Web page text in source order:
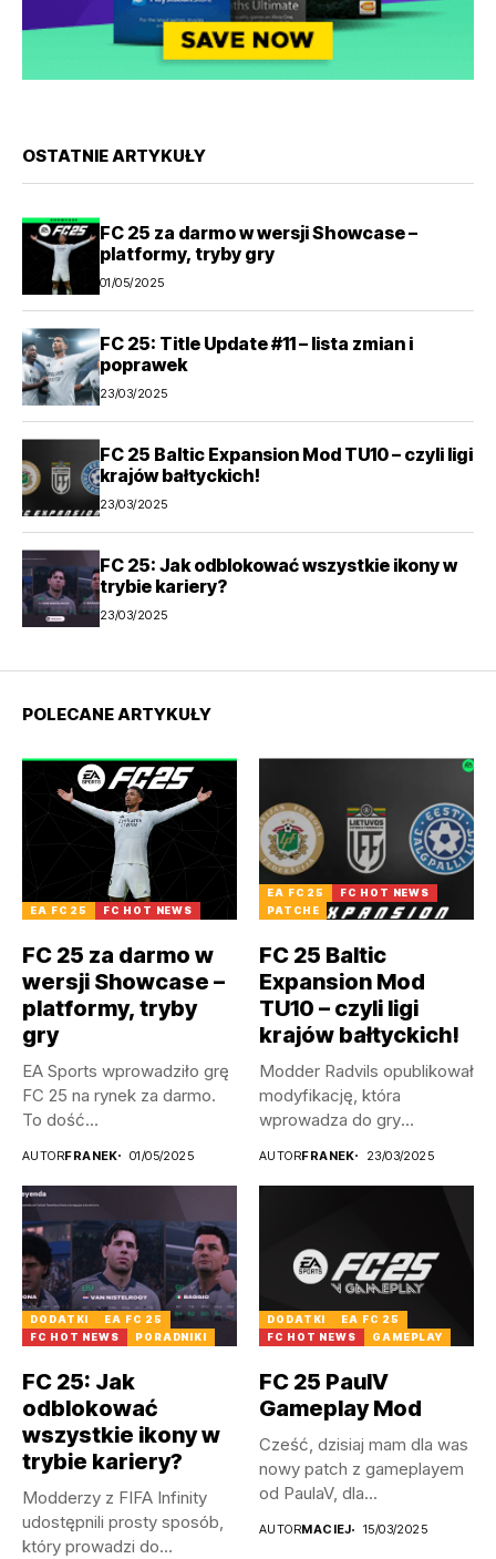
OSTATNIE ARTYKUŁY
FC 25 za darmo w wersji Showcase –
platformy, tryby gry
01/05/2025
FC 25: Title Update #11 – lista zmian i
poprawek
23/03/2025
FC 25 Baltic Expansion Mod TU10 – czyli ligi
krajów bałtyckich!
23/03/2025
FC 25: Jak odblokować wszystkie ikony w
trybie kariery?
23/03/2025
POLECANE ARTYKUŁY
EA FC 25 FC HOT NEWS
FC 25 za darmo w
wersji Showcase –
platformy, tryby
gry
EA Sports wprowadziło grę
FC 25 na rynek za darmo.
To dość...
AUTORFRANEK 01/05/2025
EA FC 25
FC HOT NEWS
PATCHE
FC 25 Baltic
Expansion Mod
TU10 – czyli ligi
krajów bałtyckich!
Modder Radvils opublikował
modyfikację, która
wprowadza do gry
AUTORFRANEK 23/03/2025
DODATKI
EA FC 25
FC HOT NEWS
PORADNIKI
FC 25: Jak
odblokować
wszystkie ikony w
trybie kariery?
Modderzy z FIFA Infinity
udostępnili prosty sposób,
który prowadzi do
DODATKI
EA FC 25
FC HOT NEWS
GAMEPLAY
FC 25 PaulV
Gameplay Mod
Cześć, dzisiaj mam dla was
nowy patch z gameplayem
od PaulaV, dla...
AUTORMACIEJ 15/03/2025